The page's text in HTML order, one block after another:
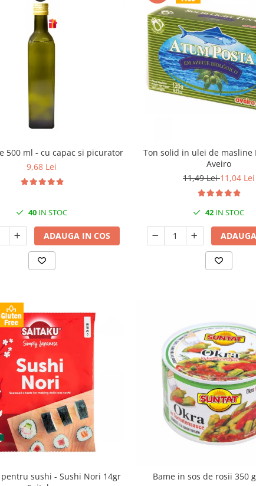
500 ml - cu capac si picurator
9,68 Lei
40 IN STOC
ADAUGA IN COS
Ton solid in ulei de masline
Aveiro
11,49 Lei11,04 Lei
42 IN STOC
- Sushi Nori 14gr
Bame in sos de rosii 350